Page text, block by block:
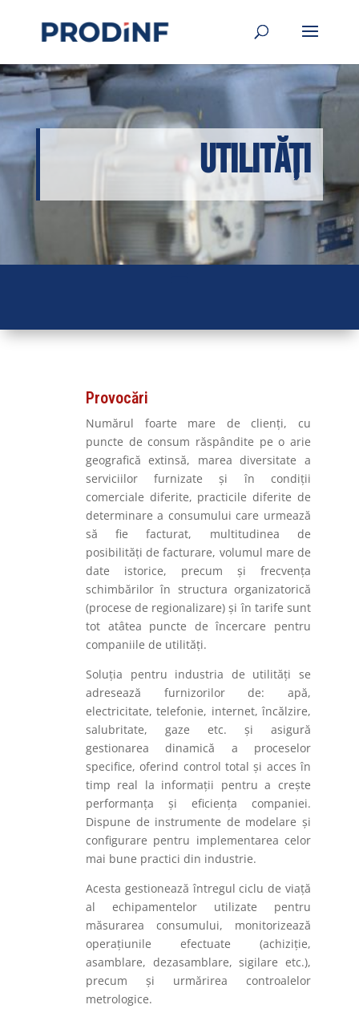
Utilități
Provocări
Numărul foarte mare de clienți, cu
puncte de consum răspândite pe o arie
geografică extinsă, marea diversitate a
serviciilor furnizate și în condiții
comerciale diferite, practicile diferite de
determinare a consumului care urmează
să fie facturat, multitudinea de
posibilități de facturare, volumul mare de
date istorice, precum și frecvența
schimbărilor în structura organizatorică
(procese de regionalizare) și în tarife sunt
tot atâtea puncte de încercare pentru
companiile de utilități.
Soluția pentru industria de utilități se
adresează furnizorilor de: apă,
electricitate, telefonie, internet, încălzire,
salubritate, gaze etc. și asigură
gestionarea dinamică a proceselor
specifice, oferind control total și acces în
timp real la informații pentru a crește
performanța și eficiența companiei.
Dispune de instrumente de modelare și
configurare pentru implementarea celor
mai bune practici din industrie.
Acesta gestionează întregul ciclu de viață
al echipamentelor utilizate pentru
măsurarea consumului, monitorizează
operațiunile efectuate (achiziție,
asamblare, dezasamblare, sigilare etc.),
precum și urmărirea controalelor
metrologice.